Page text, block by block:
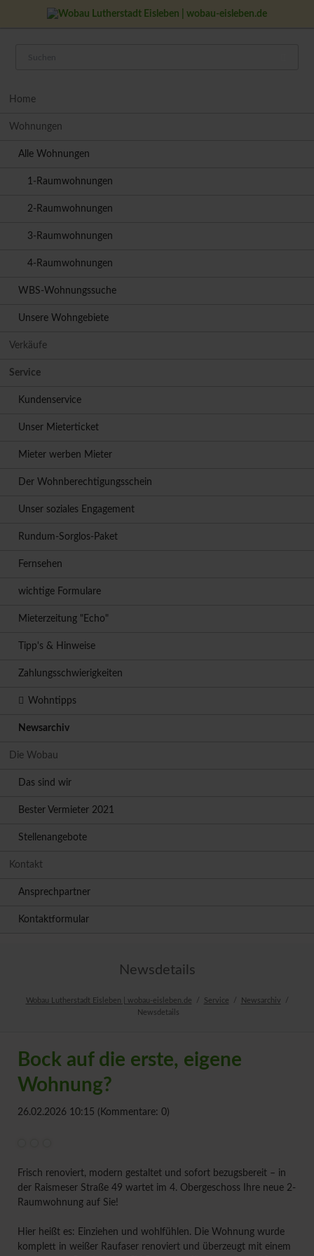
Home
Wohnungen
Alle Wohnungen
1-Raumwohnungen
2-Raumwohnungen
3-Raumwohnungen
4-Raumwohnungen
WBS-Wohnungssuche
Unsere Wohngebiete
Verkäufe
Service
Kundenservice
Unser Mieterticket
Mieter werben Mieter
Der Wohnberechtigungsschein
Unser soziales Engagement
Rundum-Sorglos-Paket
Fernsehen
wichtige Formulare
Mieterzeitung "Echo"
Tipp's & Hinweise
Zahlungsschwierigkeiten
Wohntipps
Newsarchiv
Die Wobau
Das sind wir
Bester Vermieter 2021
Stellenangebote
Kontakt
Ansprechpartner
Kontaktformular
Newsdetails
Wobau Lutherstadt Eisleben | wobau-eisleben.de Service
Newsarchiv
Newsdetails
Bock auf die erste, eigene
Wohnung?
26.02.2026 10:15 (Kommentare: 0)
Frisch renoviert, modern gestaltet und sofort bezugsbereit – in
der Raismeser Straße 49 wartet im 4. Obergeschoss Ihre neue 2-
Raumwohnung auf Sie!
Hier heißt es: Einziehen und wohlfühlen. Die Wohnung wurde
komplett in weißer Raufaser renoviert und überzeugt mit einem